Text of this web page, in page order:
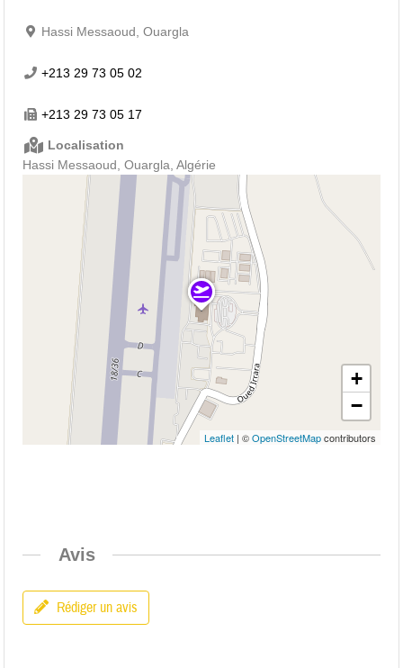
Hassi Messaoud, Ouargla
+213 29 73 05 02
+213 29 73 05 17
Localisation
Hassi Messaoud, Ouargla, Algérie
+
−
Leaflet| ©OpenStreetMapcontributors
Avis
Rédiger un avis